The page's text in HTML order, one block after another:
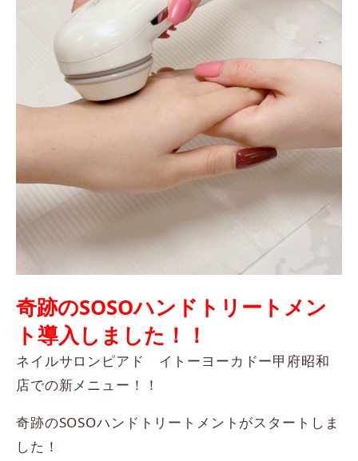
奇跡のSOSOハンドトリートメン
ト導入しました！！
ネイルサロンピアド イトーヨーカドー甲府昭和
店での新メニュー！！
奇跡のSOSOハンドトリートメントがスタートしま
した！